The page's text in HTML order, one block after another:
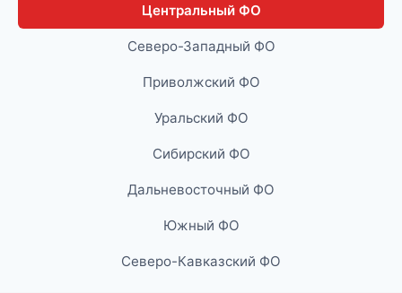
Центральный ФО
Северо-Западный ФО
Приволжский ФО
Уральский ФО
Сибирский ФО
Дальневосточный ФО
Южный ФО
Северо-Кавказский ФО